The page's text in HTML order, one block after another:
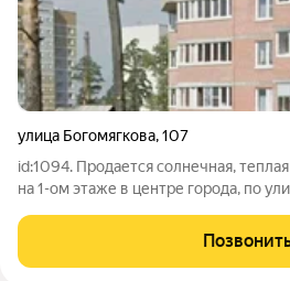
улица Богомягкова,107
id:1094. Продается солнечная,
на 1-ом этаже в центре города, по
расположен Абсолют,
здоровья, Дацан и